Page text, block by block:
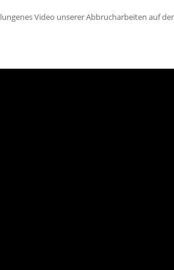
Video unserer Abbrucharbeiten auf